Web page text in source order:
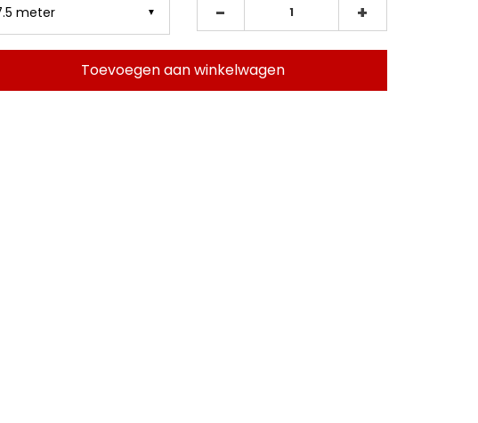
▼ - +
Toevoegen aan winkelwagen